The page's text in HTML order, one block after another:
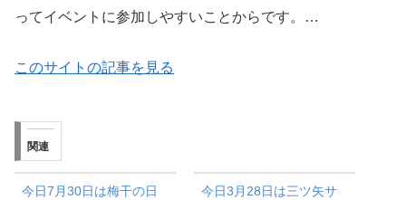
ってイベントに参加しやすいことからです。…
このサイトの記事を見る
関連
今日7月30日は梅干の日
今日3月28日は三ツ矢サ